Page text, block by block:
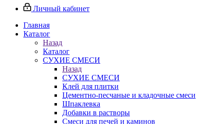
Личный кабинет
Главная
Каталог
Назад
Каталог
СУХИЕ СМЕСИ
Назад
СУХИЕ СМЕСИ
Клей для плитки
Цементно-песчаные и кладочные смеси
Шпаклевка
Добавки в растворы
Смеси для печей и каминов